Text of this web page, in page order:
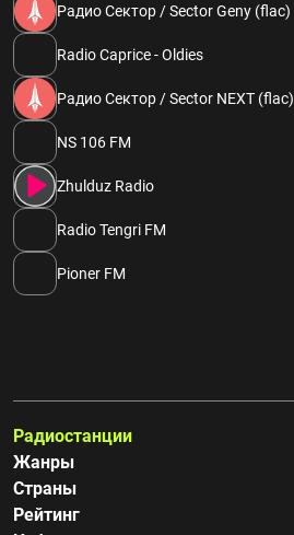
Радио Сектор / Sector Geny (flac)
Radio Caprice - Oldies
Радио Сектор / Sector NEXT (flac)
NS 106 FM
Zhulduz Radio
Radio Tengri FM
Pioner FM
Радиостанции
Жанры
Страны
Рейтинг